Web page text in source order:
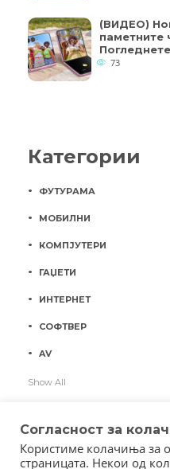
(ВИДЕО)
паметните
73
Категории
ФУТУРАМА
МОБИЛНИ
КОМПЈУТЕРИ
ГАЏЕТИ
ИНТЕРНЕТ
СОФТВЕР
AV
Show All
Согласност за
Користиме колачиња за
страницата. Некои од